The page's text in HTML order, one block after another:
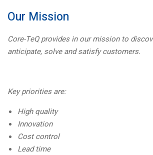
Our Mission
Core-TeQ provides in our mission to
anticipate, solve and satisfy customers.
Key priorities are:
High quality
Innovation
Cost control
Lead time